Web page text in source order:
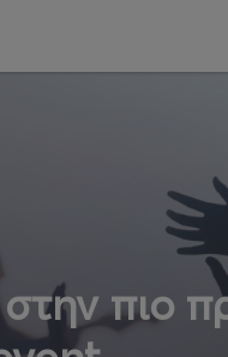
πιο